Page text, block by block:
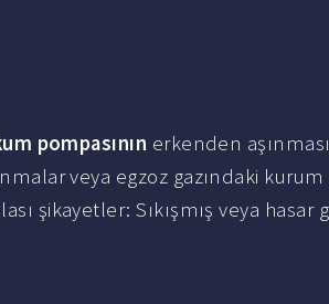
pompasının erkenden
veya egzoz gazındaki kurum
şikayetler: Sıkışmış veya hasar